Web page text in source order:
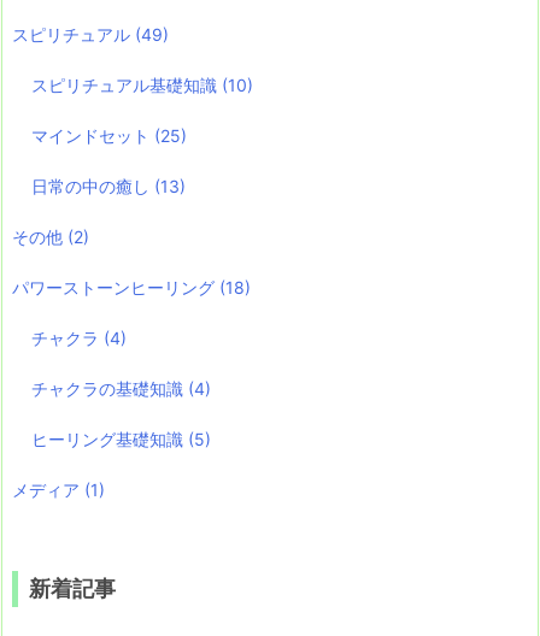
スピリチュアル (49)
スピリチュアル基礎知識 (10)
マインドセット (25)
日常の中の癒し (13)
その他 (2)
パワーストーンヒーリング (18)
チャクラ (4)
チャクラの基礎知識 (4)
ヒーリング基礎知識 (5)
メディア (1)
新着記事